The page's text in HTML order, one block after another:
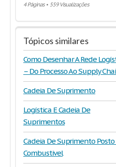
4 Páginas• 559 Visualizações
Tópicos similares
Como Desenhar A Rede
– Do Processo Ao Supply
Cadeia De Suprimento
Logística E Cadeia De
Suprimentos
Cadeia De Suprimento Posto
Combustivel